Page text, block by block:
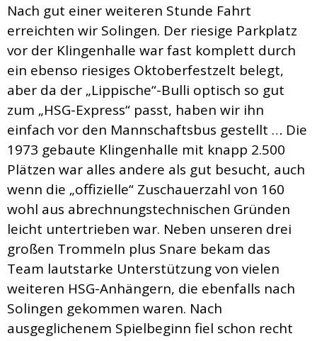
Nach gut einer weiteren Stunde Fahrt
erreichten wir Solingen. Der riesige Parkplatz
vor der Klingenhalle war fast komplett durch
ein ebenso riesiges Oktoberfestzelt belegt,
aber da der „Lippische“-Bulli optisch so gut
zum „HSG-Express“ passt, haben wir ihn
einfach vor den Mannschaftsbus gestellt … Die
1973 gebaute Klingenhalle mit knapp 2.500
Plätzen war alles andere als gut besucht, auch
wenn die „offizielle“ Zuschauerzahl von 160
wohl aus abrechnungstechnischen Gründen
leicht untertrieben war. Neben unseren drei
großen Trommeln plus Snare bekam das
Team lautstarke Unterstützung von vielen
weiteren HSG-Anhängern, die ebenfalls nach
Solingen gekommen waren. Nach
ausgeglichenem Spielbeginn fiel schon recht